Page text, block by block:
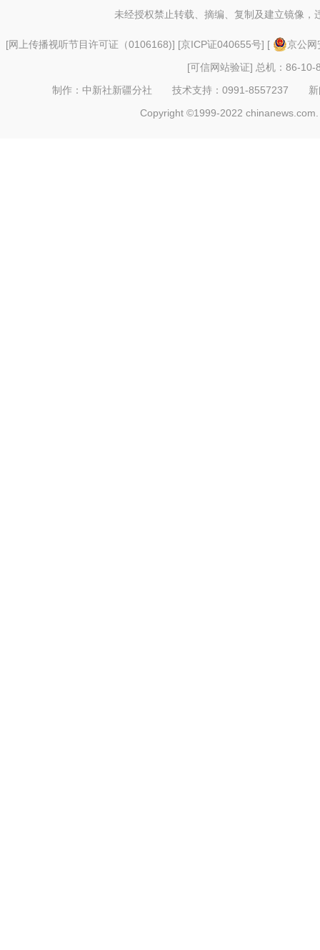
未经授权禁止转载、摘编、复制及建立镜像，
[网上传播视听节目许可证（0106168)] [京ICP证040655号] [
京公
[可信网站验证] 总机：86-10-
制作：中新社新疆分社 技术支持：0991-8557237
Copyright ©1999-2022